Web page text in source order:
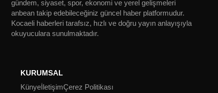
gündem, siyaset, spor, ekonomi ve yerel gelişmeleri
anbean takip edebileceğiniz güncel haber platformudur.
Kocaeli haberleri tarafsız, hızlı ve doğru yayın anlayışıyla
okuyuculara sunulmaktadır.
KURUMSAL
KünyeİletişimÇerez Politikası